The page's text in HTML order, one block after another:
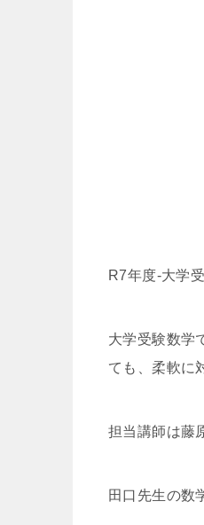
R7年度-大学
大学受験数学
ても、柔軟に
担当講師は藤
田口先生の数